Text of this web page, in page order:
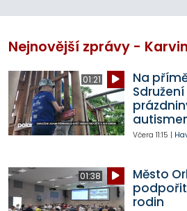
Nejnovější zprávy -
01:21
Na
Včera 11:15 |
01:38
Město
rodin